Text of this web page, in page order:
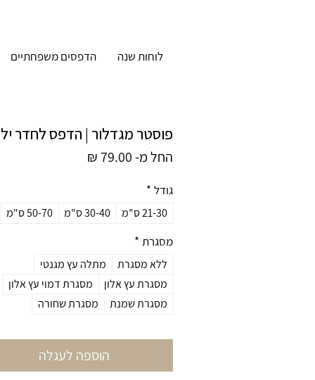
לוחות שנה הדפסים משפחתיים
פוסטר מגדלור | הדפס לחדר
החל מ-79.00 ₪
גודל *
21-30 ס"מ 30-40 ס"מ 50-70 ס"מ
מסגרת *
ללא מסגרת
מתלה עץ מגנטי
מסגרת עץ אלון
מסגרת דמוי עץ אלון
מסגרת שמנת
מסגרת שחורה
הוספה לעגלה